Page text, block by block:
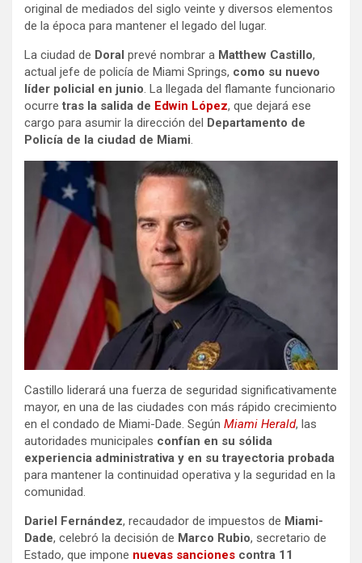
original de mediados del siglo veinte y diversos elementos
de la época para mantener el legado del lugar.
La ciudad de Doral prevé nombrar a Matthew Castillo,
actual jefe de policía de Miami Springs, como su nuevo
líder policial en junio. La llegada del flamante funcionario
ocurretras la salida de Edwin López, que dejará ese
cargo para asumir la dirección del Departamento de
Policía de la ciudad de Miami.
Castillo liderará una fuerza de seguridad significativamente
mayor, en una de las ciudades con más rápido crecimiento
en el condado de Miami-Dade. Según Miami Herald, las
autoridades municipales confían en su sólida
experiencia administrativa y en su trayectoria probada
para mantener la continuidad operativa y la seguridad en la
comunidad.
Dariel Fernández, recaudador de impuestos de Miami-
Dade, celebró la decisión de Marco Rubio, secretario de
Estado, que impone nuevas sanciones contra 11